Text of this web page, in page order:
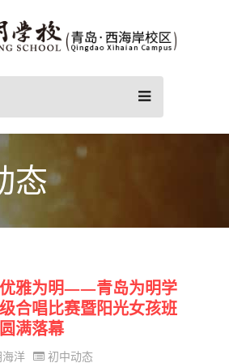
态
雅为明——青岛为明学
合唱比赛暨阳光女孩班
满落幕
海洋 初中动态